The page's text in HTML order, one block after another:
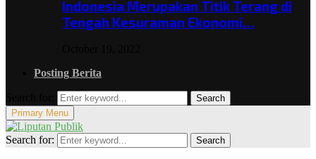
Indonesia Merupakan Titik Terang di
Tengah Kesuraman Ekonomi…
Posting Berita
Search
Primary Menu
Search for: Search